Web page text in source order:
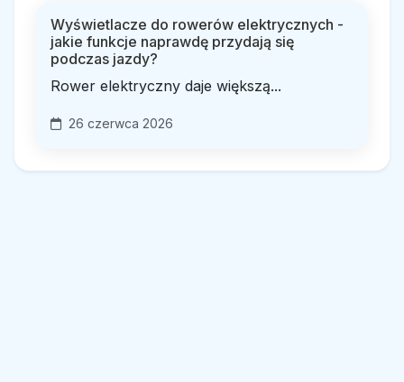
Wyświetlacze do rowerów elektrycznych -
jakie funkcje naprawdę przydają się
podczas jazdy?
Rower elektryczny daje większą...
26 czerwca 2026